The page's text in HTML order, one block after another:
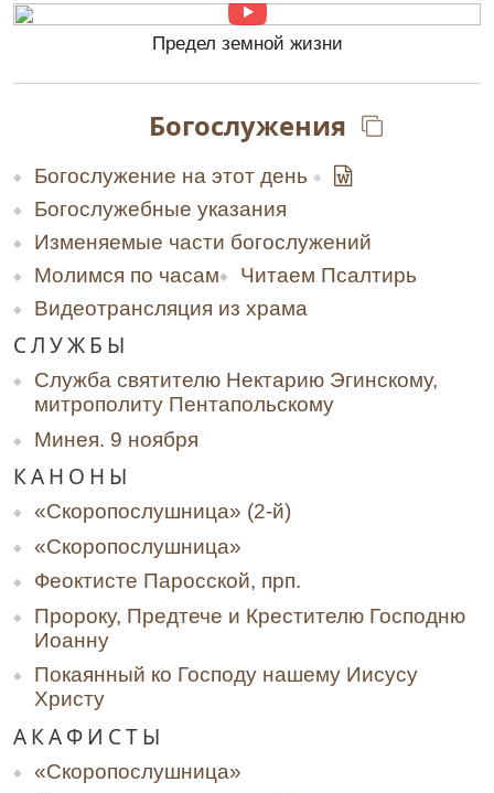
Предел земной жизни
Богослужения
Богослужение на этот день
Богослужебные указания
Изменяемые части богослужений
Молимся по часам
Читаем Псалтирь
Видеотрансляция из храма
СЛУЖБЫ
Служба святителю Нектарию Эгинскому,
митрополиту Пентапольскому
Минея. 9 ноября
КАНОНЫ
«Скоропослушница» (2-й)
«Скоропослушница»
Феоктисте Паросской, прп.
Пророку, Предтече и Крестителю Господню
Иоанну
Покаянный ко Господу нашему Иисусу
Христу
АКАФИСТЫ
«Скоропослушница»